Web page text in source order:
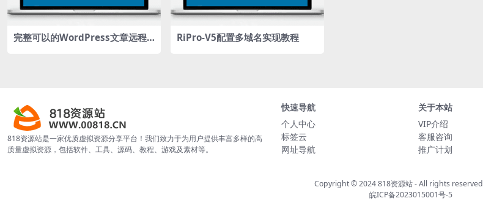
完整可以的WordPress文章远程
RiPro-V5配置多域名实现教程
818资源站是一家优质虚拟资源分享平台！我们致力于为用户提供丰富多样的高
质量虚拟资源，包括软件、工具、源码、教程、游戏及素材等。
快速导航
个人中心
标签云
网址导航
关于本站
VIP介绍
客服咨询
推广计划
Copyright © 2024818资源站- All rights reserved
皖ICP备2023015001号-5